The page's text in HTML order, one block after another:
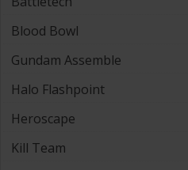
Blood Bowl
Gundam Assemble
Halo Flashpoint
Heroscape
Kill Team